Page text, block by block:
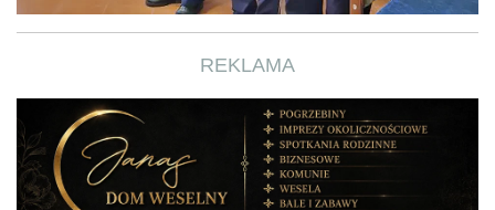
REKLAMA